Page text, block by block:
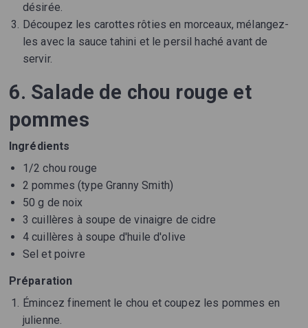
désirée.
Découpez les carottes rôties en morceaux, mélangez-
les avec la sauce tahini et le persil haché avant de
servir.
6. Salade de chou rouge et
pommes
Ingrédients
1/2 chou rouge
2 pommes (type Granny Smith)
50 g de noix
3 cuillères à soupe de vinaigre de cidre
4 cuillères à soupe d'huile d'olive
Sel et poivre
Préparation
Émincez finement le chou et coupez les pommes en
julienne.